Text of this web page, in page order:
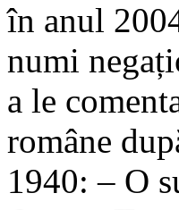
în anul
numi
a le
române
1940: – O